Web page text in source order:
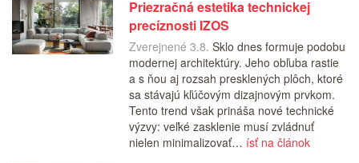
Priezračná estetika technickej
precíznosti IZOS
Zverejnené 3.8. Sklo dnes formuje podobu
modernej architektúry. Jeho obľuba rastie
a s ňou aj rozsah presklených plôch, ktoré
sa stávajú kľúčovým dizajnovým prvkom.
Tento trend však prináša nové technické
výzvy: veľké zasklenie musí zvládnuť
nielen minimalizovať… ísť na článok